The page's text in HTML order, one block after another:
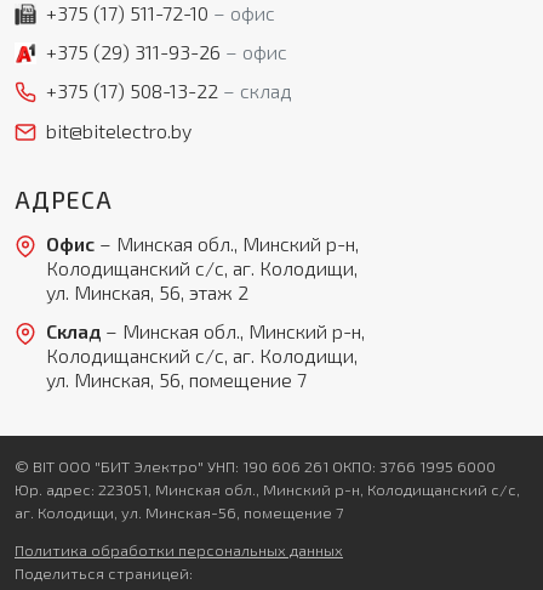
+375 (17) 511-72-10
офис
+375 (29) 311-93-26
офис
+375 (17) 508-13-22
склад
bit@bitelectro.by
АДРЕСА
Офис– Минская обл., Минский р-н,
Колодищанский с/с, аг. Колодищи,
ул. Минская, 56, этаж 2
Склад– Минская обл., Минский р-н,
Колодищанский с/с, аг. Колодищи,
ул. Минская, 56, помещение 7
© BIT ООО "БИТ Электро" УНП: 190 606 261 ОКПО: 3766 1995 6000
Юр. адрес: 223051, Минская обл., Минский р-н, Колодищанский с/с,
аг. Колодищи, ул. Минская-56, помещение 7
Политика обработки персональных данных
Поделиться страницей: